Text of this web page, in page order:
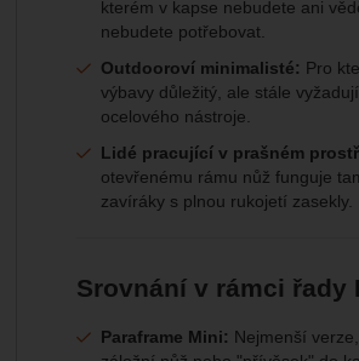
kterém v kapse nebudete ani
nebudete potřebovat.
Outdooroví minimalisté: Pro
výbavy důležitý, ale stále
ocelového nástroje.
Lidé pracující v prašném
otevřenému rámu nůž funguje
zavíráky s plnou rukojetí zasekly.
Srovnání v rámci řady
Paraframe Mini: Nejmenší